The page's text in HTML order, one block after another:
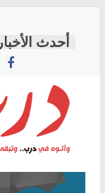
content
درب
وأتوه